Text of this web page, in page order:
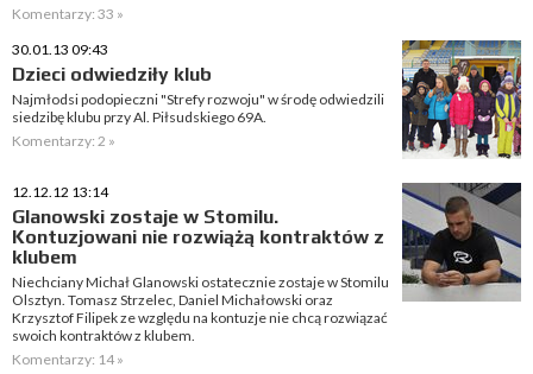
Komentarzy: 33 »
30.01.13 09:43
Dzieci odwiedziły klub
Najmłodsi podopieczni "Strefy rozwoju" w środę odwiedzili
siedzibę klubu przy Al. Piłsudskiego 69A.
Komentarzy: 2 »
12.12.12 13:14
Glanowski zostaje w Stomilu.
Kontuzjowani nie rozwiążą kontraktów z
klubem
Niechciany Michał Glanowski ostatecznie zostaje w Stomilu
Olsztyn. Tomasz Strzelec, Daniel Michałowski oraz
Krzysztof Filipek ze względu na kontuzje nie chcą rozwiązać
swoich kontraktów z klubem.
Komentarzy: 14 »